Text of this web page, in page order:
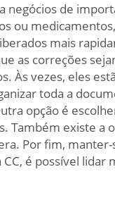
de
ou
mais
as correções
Às vezes, eles
toda a
opção é
Também existe a
Por fim,
é possível lidar